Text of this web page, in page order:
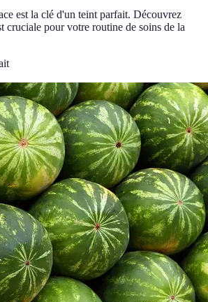
est la clé d'un teint parfait. Découvrez
cruciale pour votre routine de soins de la